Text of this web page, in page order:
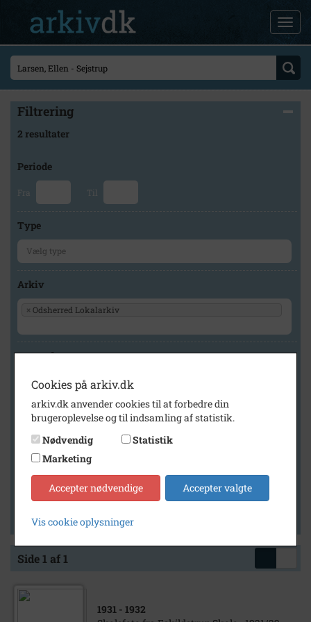
Filtrering
2 resultater
Periode
Fra Til
Type
Arkiv
× Odsherred Lokalarkiv
Geografi
Generelt
Vis kun med billeder
Vis kun med filmklip
Vis kun med lydklip
Vis kun med kilder
Vis kun med geo-tag
Side 1 af 1
1931 - 1932
Cookies på arkiv.dk
arkiv.dk anvender cookies til at forbedre din
brugeroplevelse og til indsamling af statistik.
Nødvendig
Statistik
Marketing
Accepter nødvendige Accepter valgte
Vis cookie oplysninger